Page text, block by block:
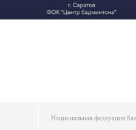
Национальная федерация